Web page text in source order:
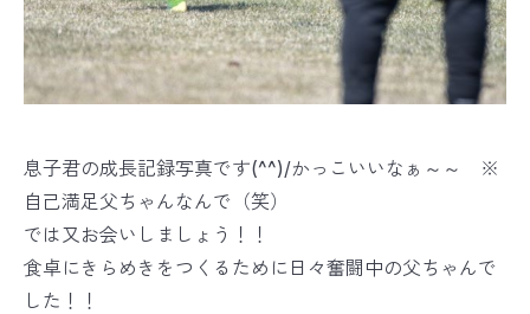
息子君の成長記録写真です(^^)/かっこいいなぁ～～ ※
自己満足父ちゃんなんで（笑）
では又お会いしましょう！！
食卓にきらめきをつくるために日々奮闘中の父ちゃんで
した！！